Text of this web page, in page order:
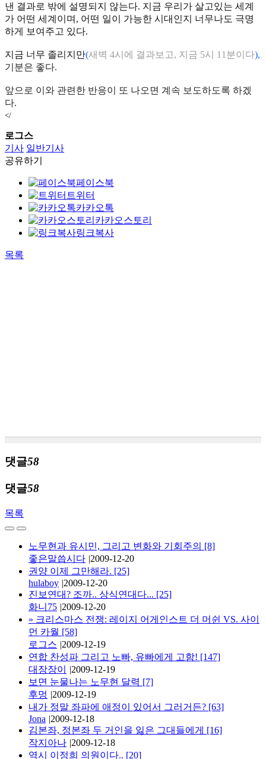
낸 결과로 밖에 설명되지 않는다. 지금 우리가 살고있는 세계
가 어떤 세계이며, 어떤 일이 가능한 시대인지 너무나도 극명
하게 보여주고 있다.
지금 너무 졸리지만(새벽 4시에 결과보고, 지금 5시 11분이다),
기분은 좋다.
앞으로 이와 관련한 반응이 또 나오면 계속 보도하도록 하겠
다.
</
로그스
기사 일반기사
공유하기
페이스북
트위터
카카오톡
카카오스토리
링크복사
목록
댓글58
댓글58
목록
노무현과 유시민, 그리고 변화와 기회주의 [8]
좋은말씁시다 |2009-12-20
권양 이제 그만해라. [25]
hulaboy |2009-12-20
진보연대? 조까.. 상식연대다... [25]
화니75 |2009-12-20
» 크리스마스 전쟁: 레이지 어게인스트 더 머쉰 VS. 사이
먼 카월 [58]
로그스 |2009-12-19
연합 찬성파 그리고 노빠, 유빠에게 고함! [147]
대장장이
|2009-12-19
보면 눈물나는 노무현 달력 [7]
후멍 |2009-12-19
내가 정말 좌파에 애정이 있어서 그러거든? [63]
Jona |2009-12-18
김본좌, 정본좌 두 거인을 잃은 그대들에게 [16]
작지아나 |2009-12-18
역시 이정희 의원이다.. [20]